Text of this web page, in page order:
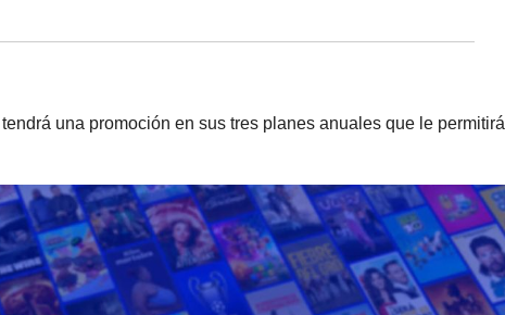
una promoción en sus tres planes anuales que le permitirá